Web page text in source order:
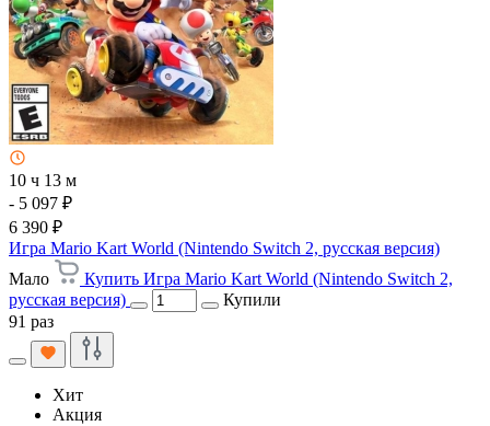
10 ч 13 м
- 5 097 ₽
6 390 ₽
Игра Mario Kart World (Nintendo Switch 2, русская версия)
Мало
Купить Игра Mario Kart World (Nintendo Switch 2,
русская версия)
Купили
91 раз
Хит
Акция